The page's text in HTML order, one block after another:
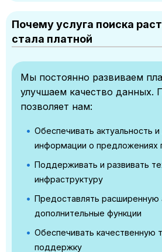
Почему услуга поиска
стала платной
Мы постоянно развиваем
улучшаем качество данных.
позволяет нам:
Обеспечивать актуальность
информации о предложениях
Поддерживать и развивать
инфраструктуру
Предоставлять расширенную
дополнительные функции
Обеспечивать качественную
поддержку